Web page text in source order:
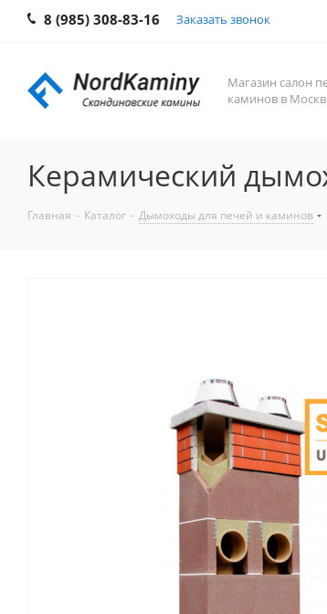
8 (985) 308-83-16 Заказать звонок
Магазин салон
каминов в
Керамический
Главная - Каталог - Дымоходы для печей и каминов